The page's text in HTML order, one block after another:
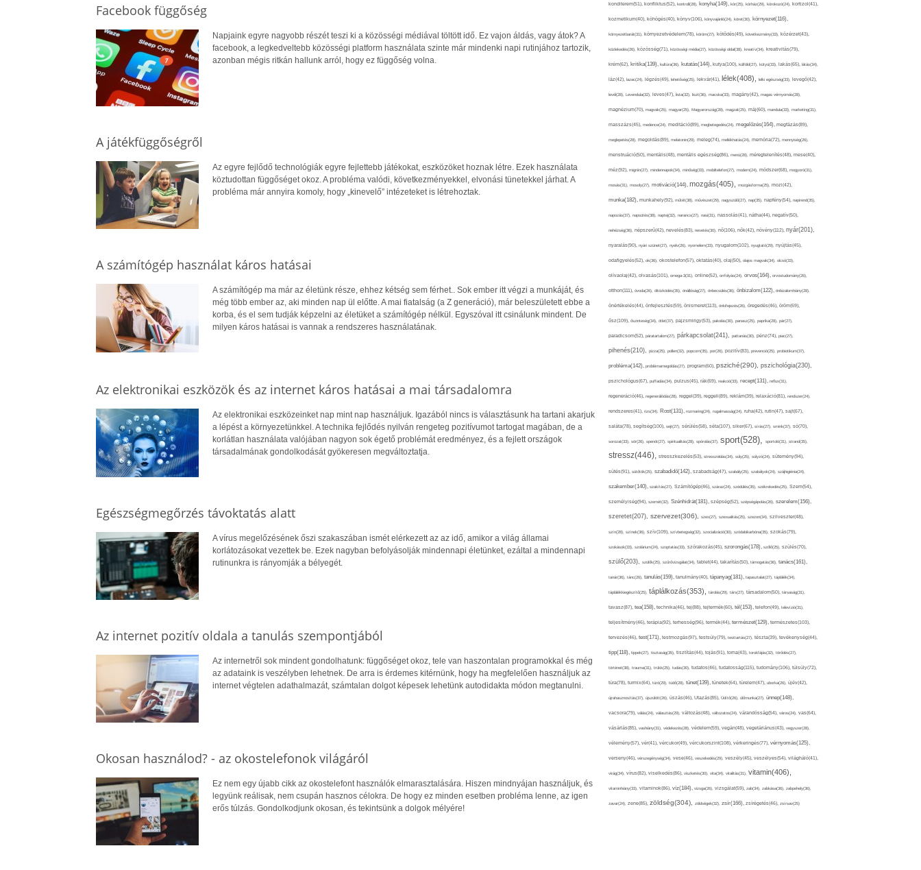
Facebook függőség
Napjaink egyre nagyobb részét teszi ki a közösségi médiával töltött idő. Ez vajon áldás, vagy átok? A
facebook, a legkedveltebb közösségi platform használata szinte már mindenki napi rutinjához tartozik,
azonban mégis ritkán hallunk arról, hogy ez függőség volna.
A játékfüggőségről
Az egyre fejlődő technológiák egyre fejlettebb játékokat, eszközöket hoznak létre. Ezek használata
köztudottan függőséget okoz. A probléma valódi, következményekkel, elvonási tünetekkel járhat. A
probléma már annyira komoly, hogy „kinevelő” intézeteket is létrehoztak.
A számítógép használat káros hatásai
A számítógép ma már az életünk része, ehhez kétség sem férhet.. Sok ember itt végzi a munkáját, és
még több ember az, aki minden nap ül előtte. A mai fiatalság (a Z generáció), már beleszületett ebbe a
korba, és el sem tudják képzelni az életüket a számítógép nélkül. Egyszóval itt csinálunk mindent. De
milyen káros hatásai is vannak a rendszeres használatának.
Az elektronikai eszközök és az internet káros hatásai a mai társadalomra
Az elektronikai eszközeinket nap mint nap használjuk. Igazából nincs is választásunk ha tartani akarjuk
a lépést a környezetünkkel. A technika fejlődés nyilván rengeteg pozitívumot tartogat magában, de a
korlátlan használata valójában nagyon sok égető problémát eredményez, és a fejlett országok
társadalmának gondolkodását gyökeresen megváltoztatja.
Egészségmegőrzés távoktatás alatt
A vírus megelőzésének őszi szakaszában ismét elérkezett az az idő, amikor a világ államai
korlátozásokat vezettek be. Ezek nagyban befolyásolják mindennapi életünket, ezáltal a mindennapi
rutinunkra is rányomják a bélyegét.
Az internet pozitív oldala a tanulás szempontjából
Az internetről sok mindent gondolhatunk: függőséget okoz, tele van haszontalan programokkal és még
az adataink is veszélyben lehetnek. De arra is érdemes kitérnünk, hogy ha megfelelően használjuk az
internet végtelen adathalmazát, számtalan dolgot képesek lehetünk autodidakta módon megtanulni.
Okosan használod? - az okostelefonok világáról
Ez nem egy újabb cikk az okostelefont használók elmarasztalására. Hiszen mindnyájan használjuk, és
legyünk reálisak, nem csupán hasznos célokra. De hogy ez minden esetben probléma lenne, az igen
erős túlzás. Gondolkodjunk okosan, és tekintsünk a dolgok mélyére!
konditerem(51), konfliktus(52), kontroll(28), konyha(149), kór(25), kórház(29), kórokozó(24), kortizol(41),
kozmetikum(40), köhögés(40), könyv(106), könyvajánló(24), köret(30), környezet(116),
környezetbarát(31), környezetvédelem(78), köröm(27), kötődés(49), következmény(33), közérzet(43),
közlekedés(26), közösség(71), közösségi média(27), közösségi oldal(38), kreatív(34), kreativitás(79),
krém(62), kritika(139), kultúra(36), kutatás(144), kutya(100), külföld(27), kütyü(33), lakás(65), látás(34),
láz(42), lazac(24), légzés(49), lehetőség(25), lekvár(41), lélek(408), lelki egészség(33), levegő(42),
levél(28), Levendula(32), leves(47), lista(32), liszt(36), macska(33), magány(42), magas vérnyomás(28),
magnézium(70), magvak(25), magyar(25), Magyarország(28), magzat(25), máj(60), mandula(33), marketing(31),
masszázs(45), medence(24), meditáció(89), megbetegedés(24), megelőzés(164), megfázás(89),
meglepetés(28), megoldás(89), melatonin(29), meleg(74), mellékhatás(24), memória(72), mennyiség(26),
menstruáció(50), mentális(48), mentális egészség(86), menü(28), méregtelenítés(48), mese(40),
méz(92), migrén(27), mindennapok(34), minőség(33), mobiltelefon(27), modern(24), módszer(68), mogyoró(31),
mosás(31), mosoly(27), motiváció(144), mozgás(405), mozgásforma(25), mozi(42),
munka(182), munkahely(92), műtét(38), művészet(29), nagyszülő(27), nap(35), napfény(54), napirend(35),
napozás(37), napsütés(38), naptej(32), narancs(27), nasi(31), nassolás(41), nátha(44), negatív(50),
nehézség(36), népszerű(42), nevelés(83), nevetés(30), nő(106), nők(42), növény(112), nyár(201),
nyaralás(90), nyári szünet(27), nyelv(26), nyomelem(33), nyugalom(102), nyugtató(29), nyújtás(45),
odafigyelés(52), ok(36), okostelefon(57), oktatás(40), olaj(50), olajos magvak(34), olcsó(33),
olívaolaj(42), olvasás(101), omega-3(31), online(52), orrfolyás(24), orvos(164), orvostudomány(26),
otthon(111), óvoda(26), öltözködés(35), önállóság(27), önbecsülés(36), önbizalom(122), önbizalomhiány(28),
önértékelés(44), önfejlesztés(59), önismeret(113), önkifejezés(26), öregedés(46), öröm(69),
ősz(109), őszinteség(34), ötlet(37), pajzsmirigy(53), pakolás(30), panasz(25), paprika(28), pár(27),
paradicsom(52), páratartalom(27), párkapcsolat(241), pattanás(30), pénz(74), piac(27),
pihenés(210), pizza(25), pollen(32), popcorn(35), por(26), pozitív(83), prevenció(25), probiotikum(37),
probléma(142), problémamegoldás(27), program(60), psziché(290), pszichológia(230),
pszichológus(67), puffadás(34), pulzus(45), rák(69), reakció(33), recept(131), reflux(31),
regeneráció(46), regenerálódás(28), reggel(39), reggeli(89), reklám(39), relaxáció(81), rendszer(24),
rendszeres(41), rizs(34), Rost(131), rozmaring(24), rugalmasság(24), ruha(42), rutin(47), sajt(67),
saláta(78), segítség(100), sejt(27), sérülés(58), séta(107), siker(67), sírás(27), smink(37), só(70),
sorozat(33), sör(26), spenót(27), spiritualitás(28), spórolás(37), sport(528), sportoló(31), strand(35),
stressz(446), stresszkezelés(53), stresszoldás(34), súly(25), súlyzó(24), sütemény(94),
sütés(91), sütőtök(25), szabadidő(142), szabadság(47), szabály(25), szabályok(24), szájhigiénia(24),
szakember(140), szakítás(27), Számítógép(46), száraz(24), szédülés(35), székrekedés(25), Szem(54),
személyiség(94), szemét(32), Szénhidrát(181), szépség(52), szépségápolás(26), szerelem(156),
szeretet(207), szervezet(306), szex(27), szexualitás(25), szezon(34), szilveszter(48),
szín(28), színek(36), szív(109), szívbetegség(32), szocializáció(30), szódabikarbóna(35), szokás(79),
szokások(33), szolárium(24), szoptatás(33), szórakozás(45), szorongás(178), szőlő(25), szülés(70),
szülő(203), szülők(25), szűrővizsgálat(34), tablet(44), takarítás(50), támogatás(36), tanács(161),
tanár(36), tánc(26), tanulás(159), tanulmány(40), tápanyag(181), tapasztalat(27), táplálék(34),
táplálékkiegészítő(25), táplálkozás(353), tárolás(29), társ(27), társadalom(50), társaság(31),
tavasz(87), tea(158), technika(46), tej(88), tejtermék(60), tél(153), telefon(49), televízió(31),
teljesítmény(46), terápia(92), terhesség(96), termék(44), természet(129), természetes(103),
tervezés(46), test(171), testmozgás(97), testsúly(79), testtartás(27), tészta(39), tevékenység(44),
tipp(118), tippek(27), tisztaság(35), tisztítás(44), tojás(91), torna(43), torokfájás(32), törődés(27),
történet(38), trauma(31), trükk(25), tudás(30), tudatos(46), tudatosság(115), tudomány(106), túlsúly(72),
túra(78), turmix(64), túró(29), tüdő(28), tünet(139), tünetek(64), türelem(47), uborka(26), újév(42),
újrahasznosítás(37), újszülött(26), úszás(46), Utazás(85), Üdítő(26), ülőmunka(27), ünnep(148),
vacsora(79), válás(24), választás(29), változás(48), változatos(24), várandósság(54), város(24), vas(64),
vásárlás(85), vashiány(31), védekezés(28), védelem(59), vegán(48), vegetáriánus(43), vegyszer(28),
vélemény(57), vér(41), vércukor(49), vércukorszint(108), vérkeringés(77), vérnyomás(125),
verseny(46), vérszegénység(34), vese(46), veszekedés(29), veszély(45), veszélyes(54), világháló(41),
virág(34), vírus(82), viselkedés(86), viszketés(30), vita(34), vitalitás(31), vitamin(406),
vitaminhiány(33), vitaminok(86), víz(184), vizsga(26), vizsgálat(59), zab(34), zabkása(36), zabpehely(36),
zavar(24), zene(85), zöldség(304), zöldségek(32), zsír(166), zsírégetés(46), zsírsav(25)